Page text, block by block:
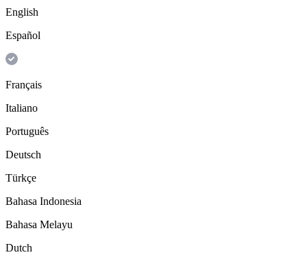
English
Español
Français
Italiano
Português
Deutsch
Türkçe
Bahasa Indonesia
Bahasa Melayu
Dutch